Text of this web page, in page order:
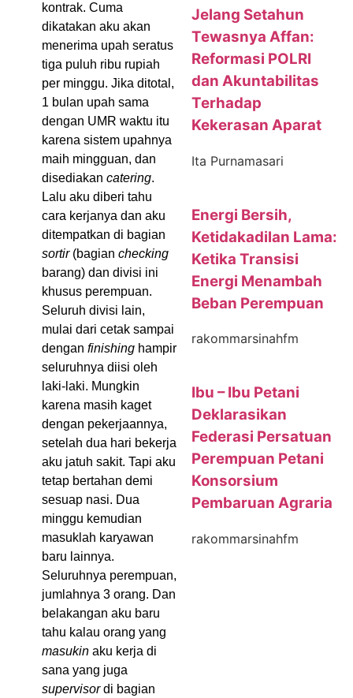
kontrak. Cuma
dikatakan aku akan
menerima upah seratus
tiga puluh ribu rupiah
per minggu. Jika ditotal,
1 bulan upah sama
dengan UMR waktu itu
karena sistem upahnya
maih mingguan, dan
disediakan catering.
Lalu aku diberi tahu
cara kerjanya dan aku
ditempatkan di bagian
sortir(bagian checking
barang) dan divisi ini
khusus perempuan.
Seluruh divisi lain,
mulai dari cetak sampai
dengan finishinghampir
seluruhnya diisi oleh
laki-laki. Mungkin
karena masih kaget
dengan pekerjaannya,
setelah dua hari bekerja
aku jatuh sakit. Tapi aku
tetap bertahan demi
sesuap nasi. Dua
minggu kemudian
masuklah karyawan
baru lainnya.
Seluruhnya perempuan,
jumlahnya 3 orang. Dan
belakangan aku baru
tahu kalau orang yang
masukinaku kerja di
sana yang juga
supervisordi bagian
Jelang Setahun
Tewasnya Affan:
Reformasi POLRI
dan Akuntabilitas
Terhadap
Kekerasan Aparat
Ita Purnamasari
Energi Bersih,
Ketidakadilan Lama:
Ketika Transisi
Energi Menambah
Beban Perempuan
rakommarsinahfm
Ibu – Ibu Petani
Deklarasikan
Federasi Persatuan
Perempuan Petani
Konsorsium
Pembaruan Agraria
rakommarsinahfm